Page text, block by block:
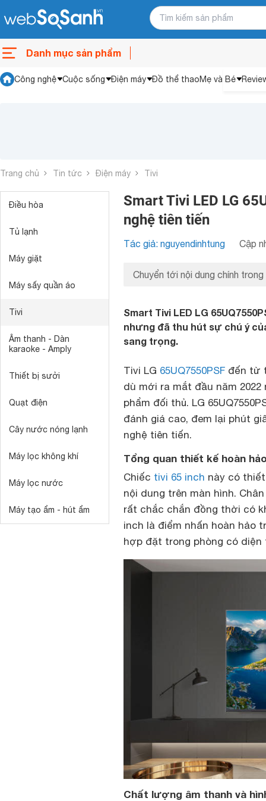
Danh mục sản phẩm
Công nghệ Cuộc sống Điện máy Đồ thể thaoMẹ và Bé
Trang chủ Tin tức Điện máy Tivi
Điều hòa
Tủ lạnh
Máy giặt
Máy sấy quần áo
Tivi
Âm thanh - Dàn
karaoke - Amply
Thiết bị sưởi
Quạt điện
Cây nước nóng lạnh
Máy lọc không khí
Máy lọc nước
Máy tạo ẩm - hút ẩm
Smart Tivi LED LG
nghệ tiên tiến
Tác giả: nguyendinhtung Cập
Chuyển tới nội dung chính trong
Smart Tivi LED LG
nhưng đã thu hút sự chú ý
sang trọng.
Tivi LG 65UQ7550PSF đến từ
dù mới ra mắt đầu năm
phẩm đối thủ. LG
đánh giá cao, đem lại phút
nghệ tiên tiến.
Tổng quan thiết kế hoàn
Chiếc tivi 65 inch này có
nội dung trên màn hình.
rất chắc chắn đồng thời có
inch là điểm nhấn hoàn hảo
hợp đặt trong phòng có
Chất lượng âm thanh và